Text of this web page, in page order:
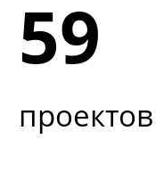
59
проектов